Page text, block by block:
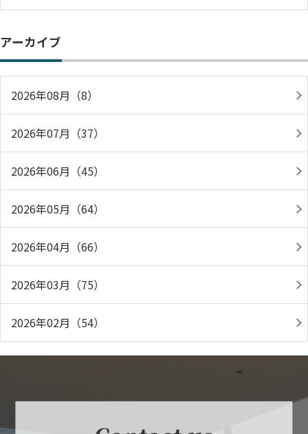
アーカイブ
2026年08月（8）
2026年07月（37）
2026年06月（45）
2026年05月（64）
2026年04月（66）
2026年03月（75）
2026年02月（54）